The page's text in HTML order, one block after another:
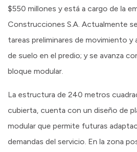
$550 millones y está a cargo de la
Construcciones S.A. Actualmente
tareas preliminares de movimiento
de suelo en el predio; y se avanza
bloque modular.
La estructura de 240 metros
cubierta, cuenta con un diseño de
modular que permite futuras
demandas del servicio. En la zona